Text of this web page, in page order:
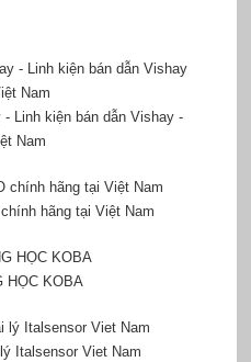
Linh kiện bán dẫn Vishay -
Nam
hãng tại Việt Nam
HỌC KOBA
Italsensor Viet Nam